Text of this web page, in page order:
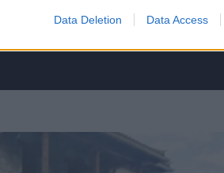
Data Deletion Data Access